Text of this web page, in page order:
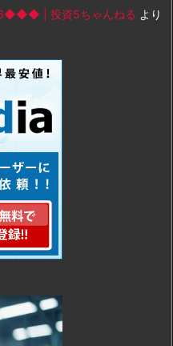
| 投資5ちゃんねる より